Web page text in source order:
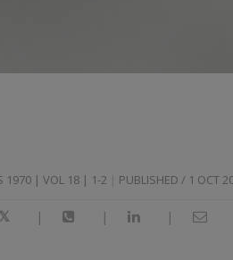
1970 | VOL 18 | 1-2 PUBLISHED / 1 OCT
| | |